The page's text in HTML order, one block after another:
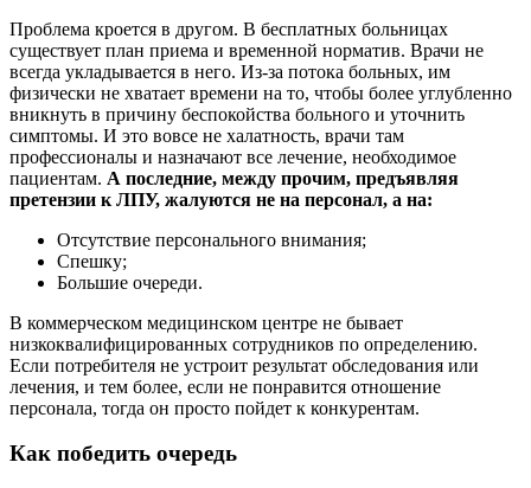
Проблема кроется в другом. В бесплатных больницах
существует план приема и временной норматив. Врачи не
всегда укладывается в него. Из-за потока больных, им
физически не хватает времени на то, чтобы более углубленно
вникнуть в причину беспокойства больного и уточнить
симптомы. И это вовсе не халатность, врачи там
профессионалы и назначают все лечение, необходимое
пациентам. А последние, между прочим, предъявляя
претензии к ЛПУ, жалуются не на персонал, а на:
Отсутствие персонального внимания;
Спешку;
Большие очереди.
В коммерческом медицинском центре не бывает
низкоквалифицированных сотрудников по определению.
Если потребителя не устроит результат обследования или
лечения, и тем более, если не понравится отношение
персонала, тогда он просто пойдет к конкурентам.
Как победить очередь